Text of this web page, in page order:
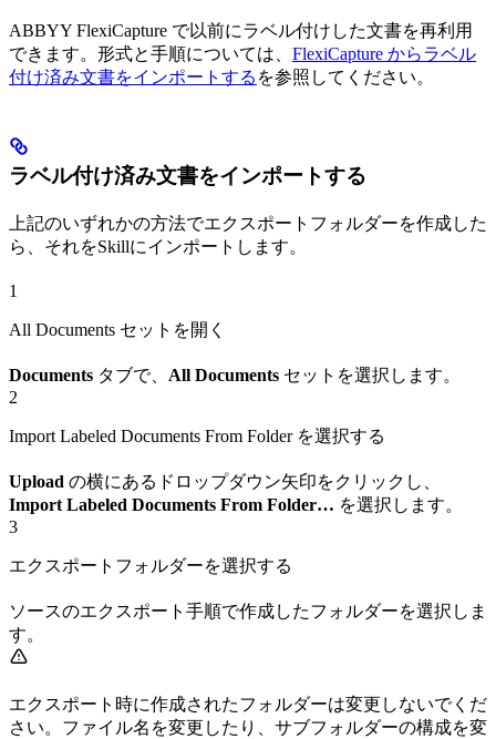
ABBYY FlexiCapture で以前にラベル付けした文書を再利用
できます。形式と手順については、 FlexiCapture からラベル
付け済み文書をインポートする を参照してください。
ラベル付け済み文書をインポートする
上記のいずれかの方法でエクスポートフォルダーを作成した
ら、それをSkillにインポートします。
1
All Documents セットを開く
Documents タブで、 All Documents セットを選択します。
2
Import Labeled Documents From Folder を選択する
Upload の横にあるドロップダウン矢印をクリックし、
Import Labeled Documents From Folder… を選択します。
3
エクスポートフォルダーを選択する
ソースのエクスポート手順で作成したフォルダーを選択しま
す。
エクスポート時に作成されたフォルダーは変更しないでくだ
さい。ファイル名を変更したり、サブフォルダーの構成を変